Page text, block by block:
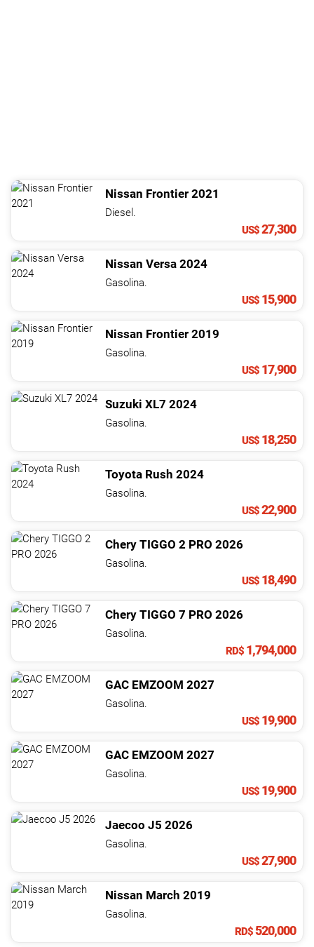
Nissan Frontier 2021
Diesel.
US$27,300
Nissan Versa 2024
Gasolina.
US$ 15,900
Nissan Frontier 2019
Gasolina.
US$ 17,900
Suzuki XL7 2024
Gasolina.
US$ 18,250
Toyota Rush 2024
Gasolina.
US$22,900
Chery TIGGO 2 PRO 2026
Gasolina.
US$ 18,490
Chery TIGGO 7 PRO 2026
Gasolina.
RD$ 1,794,000
GAC EMZOOM 2027
Gasolina.
US$ 19,900
GAC EMZOOM 2027
Gasolina.
US$ 19,900
Jaecoo J5 2026
Gasolina.
US$27,900
Nissan March 2019
Gasolina.
RD$520,000